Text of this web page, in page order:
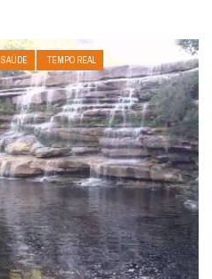
SAÚDE TEMPO REAL